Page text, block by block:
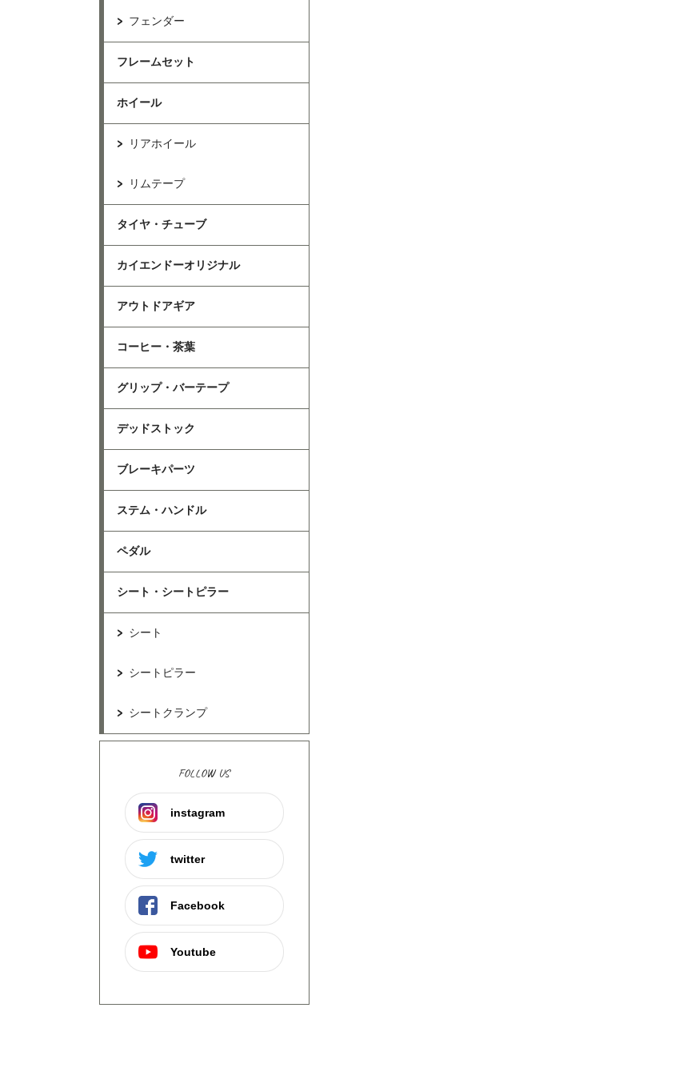
フェンダー
フレームセット
ホイール
リアホイール
リムテープ
タイヤ・チューブ
カイエンドーオリジナル
アウトドアギア
コーヒー・茶葉
グリップ・バーテープ
デッドストック
ブレーキパーツ
ステム・ハンドル
ペダル
シート・シートピラー
シート
シートピラー
シートクランプ
FOLLOW US
instagram
twitter
Facebook
Youtube